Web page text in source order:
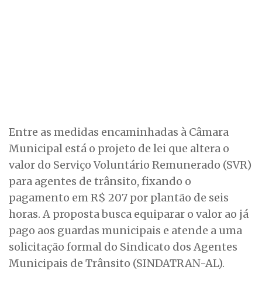
Entre as medidas encaminhadas à Câmara
Municipal está o projeto de lei que altera o
valor do Serviço Voluntário Remunerado (SVR)
para agentes de trânsito, fixando o
pagamento em R$ 207 por plantão de seis
horas. A proposta busca equiparar o valor ao já
pago aos guardas municipais e atende a uma
solicitação formal do Sindicato dos Agentes
Municipais de Trânsito (SINDATRAN-AL).